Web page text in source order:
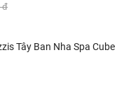
hàng chọn sản
đưa ra các lời
khổng ổn nếu có
các phụ kiện hao
đ
Tây Ban Nha Spa Cube